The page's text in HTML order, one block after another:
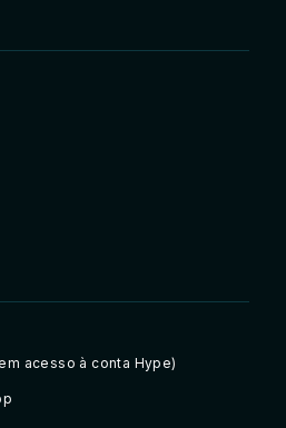
acesso à conta Hype)